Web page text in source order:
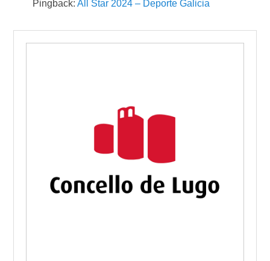
Pingback:All Star 2024 – Deporte Galicia